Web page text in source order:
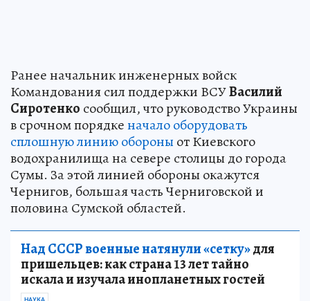
Ранее начальник инженерных войск
Командования сил поддержки ВСУВасилий
Сиротенко сообщил, что руководство Украины
в срочном порядкеначало оборудовать
сплошную линию обороны от Киевского
водохранилища на севере столицы до города
Сумы. За этой линией обороны окажутся
Чернигов, большая часть Черниговской и
половина Сумской областей.
Над СССР военные натянули «сетку»для
пришельцев: как страна 13 лет тайно
искала и изучала инопланетных гостей
НАУКА